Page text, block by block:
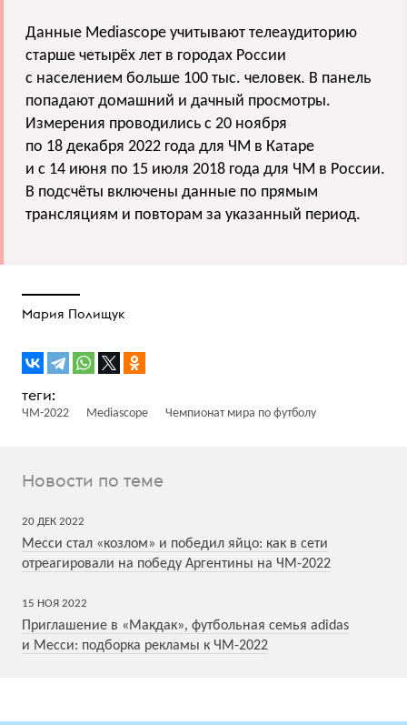
Данные Mediascope учитывают телеаудиторию
старше четырёх лет в городах России
с населением больше 100 тыс. человек. В панель
попадают домашний и дачный просмотры.
Измерения проводились с 20 ноября
по 18 декабря 2022 года для ЧМ в Катаре
и с 14 июня по 15 июля 2018 года для ЧМ в России.
В подсчёты включены данные по прямым
трансляциям и повторам за указанный период.
Мария Полищук
ЧМ-2022 Mediascope Чемпионат мира по футболу
Новости по теме
20 ДЕК 2022
Месси стал «козлом» и победил яйцо: как в сети
отреагировали на победу Аргентины на ЧМ-2022
15 НОЯ 2022
Приглашение в «Макдак», футбольная семья adidas
и Месси: подборка рекламы к ЧМ-2022